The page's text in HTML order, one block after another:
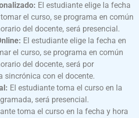
El estudiante elige la fecha
el curso, se programa en común
del docente, será presencial.
El estudiante elige la fecha en
el curso, se programa en común
del docente, será por
sincrónica con el docente.
El estudiante toma el curso en la
será presencial.
toma el curso en la fecha y hora